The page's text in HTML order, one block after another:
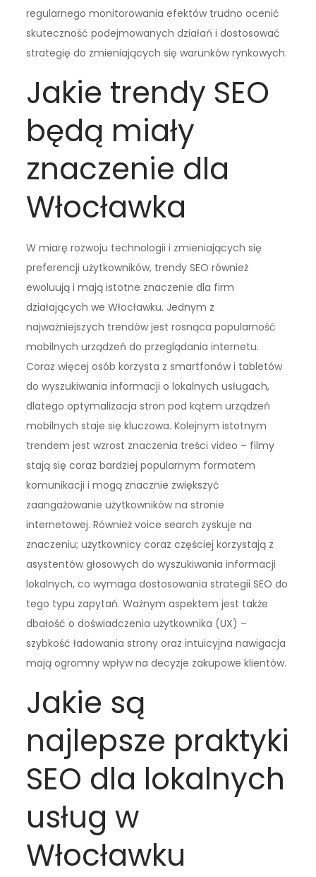
regularnego monitorowania efektów trudno ocenić
skuteczność podejmowanych działań i dostosować
strategię do zmieniających się warunków rynkowych.
Jakie trendy SEO
będą miały
znaczenie dla
Włocławka
W miarę rozwoju technologii i zmieniających się
preferencji użytkowników, trendy SEO również
ewoluują i mają istotne znaczenie dla firm
działających we Włocławku. Jednym z
najważniejszych trendów jest rosnąca popularność
mobilnych urządzeń do przeglądania internetu.
Coraz więcej osób korzysta z smartfonów i tabletów
do wyszukiwania informacji o lokalnych usługach,
dlatego optymalizacja stron pod kątem urządzeń
mobilnych staje się kluczowa. Kolejnym istotnym
trendem jest wzrost znaczenia treści video – filmy
stają się coraz bardziej popularnym formatem
komunikacji i mogą znacznie zwiększyć
zaangażowanie użytkowników na stronie
internetowej. Również voice search zyskuje na
znaczeniu; użytkownicy coraz częściej korzystają z
asystentów głosowych do wyszukiwania informacji
lokalnych, co wymaga dostosowania strategii SEO do
tego typu zapytań. Ważnym aspektem jest także
dbałość o doświadczenia użytkownika (UX) –
szybkość ładowania strony oraz intuicyjna nawigacja
mają ogromny wpływ na decyzje zakupowe klientów.
Jakie są
najlepsze praktyki
SEO dla lokalnych
usług w
Włocławku